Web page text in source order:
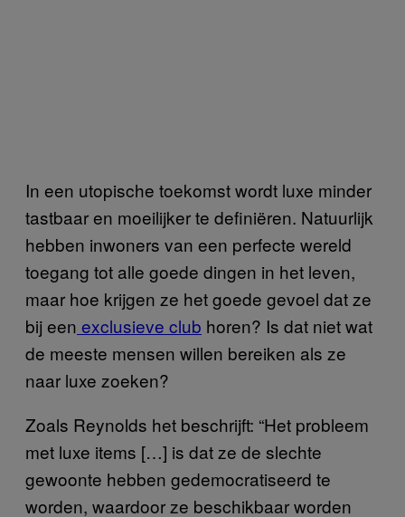
In een utopische toekomst wordt luxe minder
tastbaar en moeilijker te definiëren. Natuurlijk
hebben inwoners van een perfecte wereld
toegang tot alle goede dingen in het leven,
maar hoe krijgen ze het goede gevoel dat ze
bij een exclusieve club horen? Is dat niet wat
de meeste mensen willen bereiken als ze
naar luxe zoeken?
Zoals Reynolds het beschrijft: “Het probleem
met luxe items […] is dat ze de slechte
gewoonte hebben gedemocratiseerd te
worden, waardoor ze beschikbaar worden